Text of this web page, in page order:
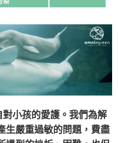
對小孩的愛護 。我們為解
生嚴重過敏的問題，費盡